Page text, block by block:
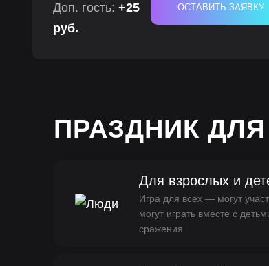
Доп. гость: +25
руб.
ОСТАВИТЬ ЗАЯВКУ
ПРАЗДНИК
Для взрослых и
Игра для всех — могут
могут играть вместе с
сражения.